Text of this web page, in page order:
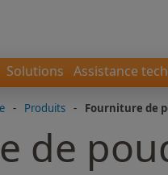
Solutions Assistance
- Produits - Fourniture de
de